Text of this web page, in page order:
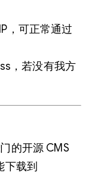
，可正常通过
，若没有我方
的开源 CMS
载到